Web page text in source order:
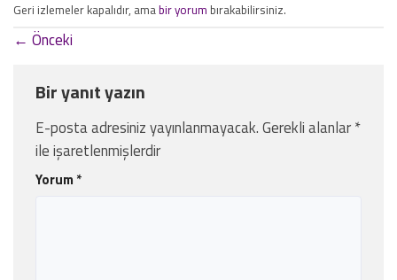
Geri izlemeler kapalıdır, amabir yorum bırakabilirsiniz.
← Önceki
Bir yanıt yazın
E-posta adresiniz yayınlanmayacak.Gerekli alanlar*
ile işaretlenmişlerdir
Yorum *